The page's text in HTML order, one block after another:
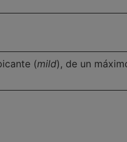
(mild), de un